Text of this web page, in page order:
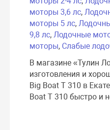
моторы 3,6 лс,
моторы 5 лс,
9,8 лс, Лодочные
моторы, Слабые
В магазине «Тулин
изготовления и
Big Boat T 310 в
Boat T 310 быстро и